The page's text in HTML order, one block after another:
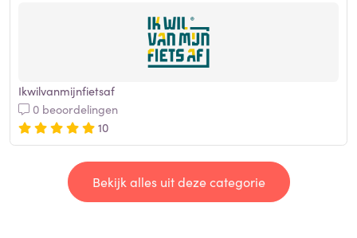
Ikwilvanmijnfietsaf
0 beoordelingen
10
Bekijk alles uit deze categorie